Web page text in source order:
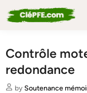
to
Contrôle
redondance
by Soutenance